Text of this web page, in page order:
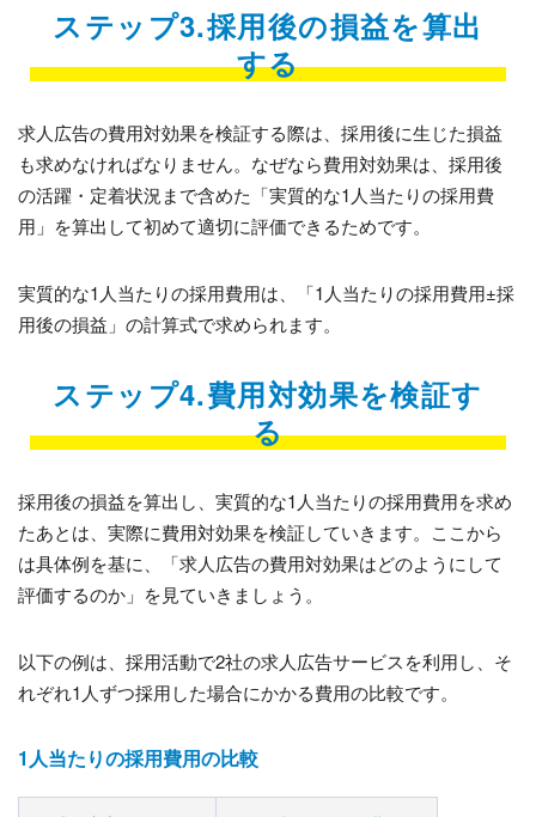
ステップ3.採用後の損益を算出
する
求人広告の費用対効果を検証する際は、採用後に生じた損益
も求めなければなりません。なぜなら費用対効果は、採用後
の活躍・定着状況まで含めた「実質的な1人当たりの採用費
用」を算出して初めて適切に評価できるためです。
実質的な1人当たりの採用費用は、「1人当たりの採用費用±採
用後の損益」の計算式で求められます。
ステップ4.費用対効果を検証す
る
採用後の損益を算出し、実質的な1人当たりの採用費用を求め
たあとは、実際に費用対効果を検証していきます。ここから
は具体例を基に、「求人広告の費用対効果はどのようにして
評価するのか」を見ていきましょう。
以下の例は、採用活動で2社の求人広告サービスを利用し、そ
れぞれ1人ずつ採用した場合にかかる費用の比較です。
1人当たりの採用費用の比較